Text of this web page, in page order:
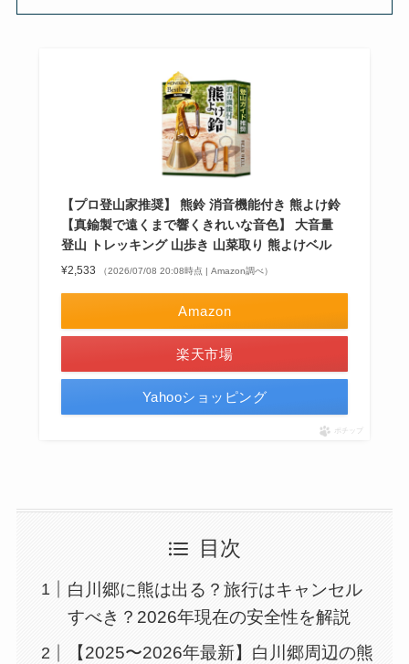
【プロ登山家推奨】 熊鈴 消音機能付き 熊よけ鈴
【真鍮製で遠くまで響くきれいな音色】 大音量
登山 トレッキング 山歩き 山菜取り 熊よけベル
¥2,533 （2026/07/08 20:08時点 | Amazon調べ）
Amazon
楽天市場
Yahooショッピング
ポチップ
目次
白川郷に熊は出る？旅行はキャンセル
すべき？2026年現在の安全性を解説
【2025〜2026年最新】白川郷周辺の熊